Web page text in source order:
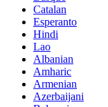
Catalan
Esperanto
Hindi
Lao
Albanian
Amharic
Armenian
Azerbaijani